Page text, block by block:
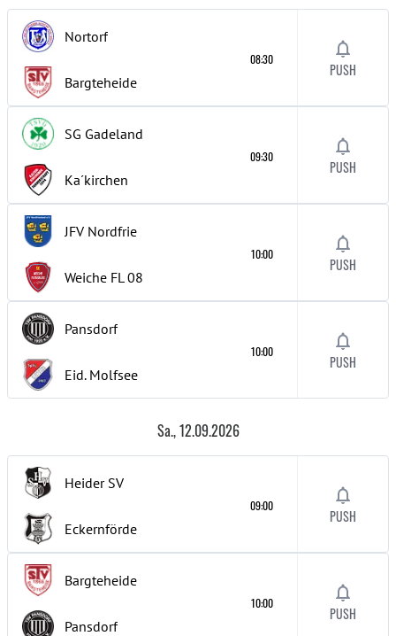
Nortorf
Bargteheide
08:30
PUSH
SG Gadeland
Ka´kirchen
09:30
PUSH
JFV Nordfrie
Weiche FL 08
10:00
PUSH
Pansdorf
Eid. Molfsee
10:00
PUSH
Sa., 12.09.2026
Heider SV
Eckernförde
09:00
PUSH
Bargteheide
Pansdorf
10:00
PUSH